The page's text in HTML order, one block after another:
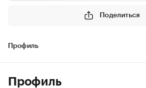
Поделиться
Профиль
Профиль